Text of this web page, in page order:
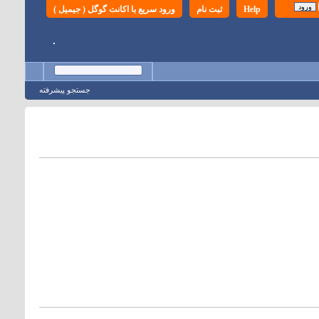
ورود سریع با اکانت گوگل ( جیمیل ) ثبت نام Help
جستجو پيشرفته